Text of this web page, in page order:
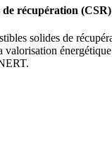
de récupération (CSR)
solides de
valorisation